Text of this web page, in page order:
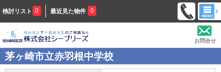
検討リスト 0 最近見た物件 0
お問合せ
茅ヶ崎市立赤羽根中学校